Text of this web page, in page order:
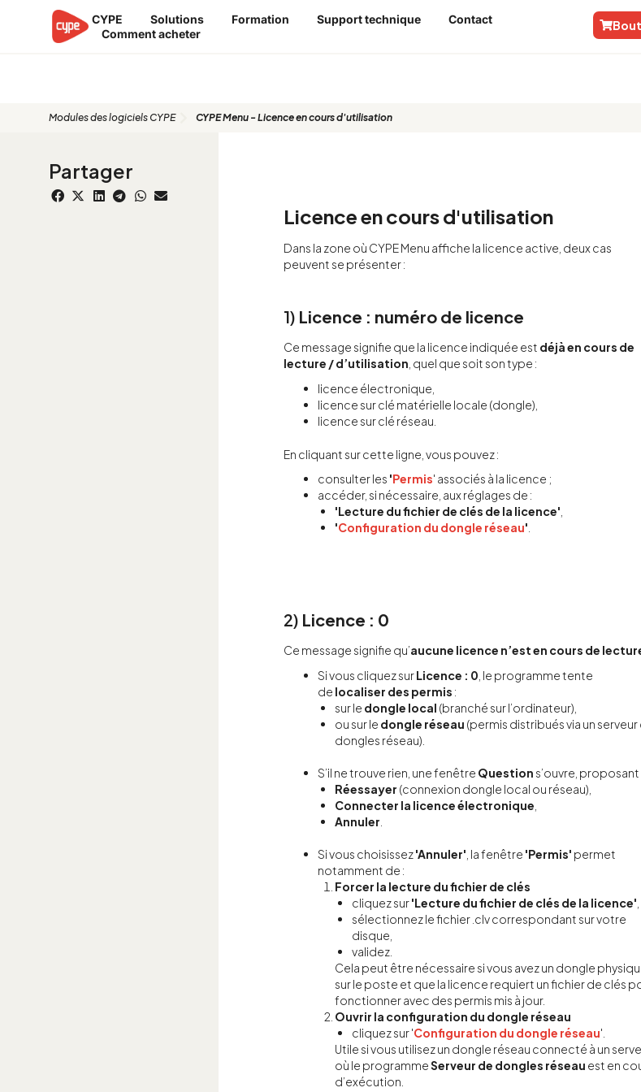
CYPE Solutions Formation Support technique
Contact
Comment acheter
Modules des logiciels CYPE CYPE Menu - Licence en cours d'utilisation
Partager
Licence en cours d'utilisation
Dans la zone où CYPE Menu affiche la licence active, deux cas
peuvent se présenter :
1) Licence : numéro de licence
Ce message signifie que la licence indiquée est déjà en cours de
lecture / d’utilisation , quel que soit son type :
licence électronique,
licence sur clé matérielle locale (dongle),
licence sur clé réseau.
En cliquant sur cette ligne, vous pouvez :
consulter les 'Permis' associés à la licence ;
accéder, si nécessaire, aux réglages de :
'Lecture du fichier de clés de la licence'
'Configuration du dongle réseau'
2) Licence : 0
Ce message signifie qu’aucune licence n’est en cours de
Si vous cliquez surLicence : 0 , le programme tente
de localiser des permis :
sur le dongle local (branché sur l’ordinateur),
ou sur le dongle réseau (permis distribués via un serveur
dongles réseau).
S’il ne trouve rien, une fenêtre Question s’ouvre, proposant
Réessayer (connexion dongle local ou réseau),
Connecter la licence électronique
Annuler
Si vous choisissez'Annuler' , la fenêtre 'Permis' permet
notamment de :
Forcer la lecture du fichier de clés
cliquez sur'Lecture du fichier de clés de la licence'
sélectionnez le fichier .clv correspondant sur votre
disque,
validez.
Cela peut être nécessaire si vous avez un dongle
sur le poste et que la licence requiert un fichier de clés
fonctionner avec des permis mis à jour.
Ouvrir la configuration du dongle réseau
cliquez sur 'Configuration du dongle réseau'.
Utile si vous utilisez un dongle réseau connecté à un
où le programmeServeur de dongles réseau est en
d’exécution.